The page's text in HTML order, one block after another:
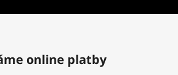
online platby